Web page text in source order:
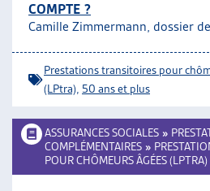
COMPTE ?
Camille Zimmermann, dossier
Prestations transitoires pour
(LPtra) 50 ans et plus
ASSURANCES SOCIALES »
COMPLÉMENTAIRES »
POUR CHÔMEURS ÂGÉES (LPTRA)